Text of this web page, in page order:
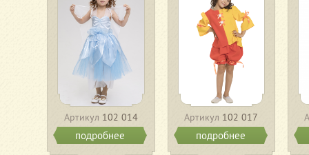
Артикул 102 014
подробнее
Артикул 102 017
подробнее